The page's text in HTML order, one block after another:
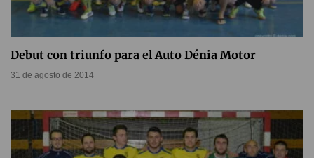
Debut con triunfo para el Auto Dénia Motor
31 de agosto de 2014